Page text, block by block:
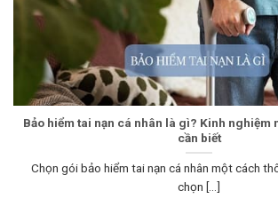
Bảo hiểm tai nạn cá nhân là gì? Kinh nghiệm
cần biết
Chọn gói bảo hiểm tai nạn cá nhân một cách
chọn [...]